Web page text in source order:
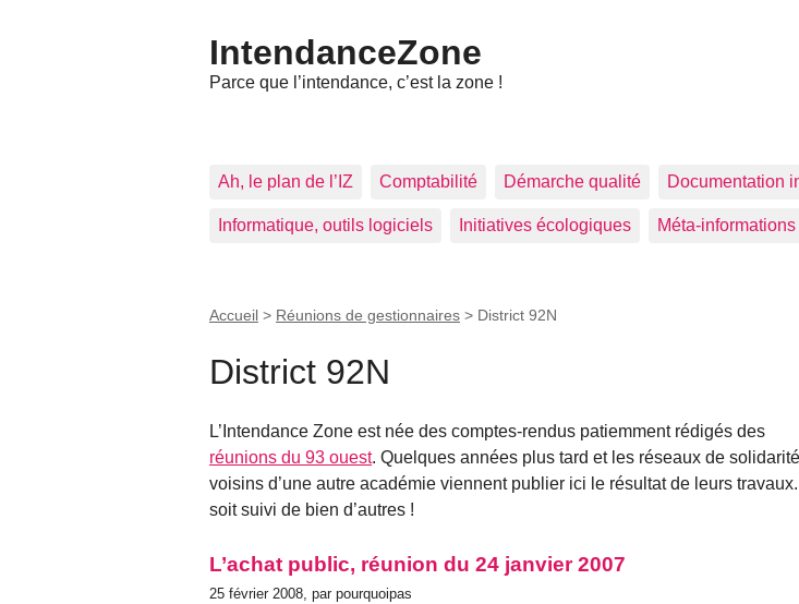
IntendanceZone
Parce que l’intendance, c’est la zone !
Ah, le plan de l’IZ Comptabilité Démarche qualité Documentation
Informatique, outils logiciels Initiatives écologiques Méta-informations
Accueil > Réunions de gestionnaires > District 92N
District 92N
L’Intendance Zone est née des comptes-rendus patiemment rédigés des
réunions du 93 ouest. Quelques années plus tard et les réseaux de
voisins d’une autre académie viennent publier ici le résultat de leurs
soit suivi de bien d’autres !
L’achat public, réunion du 24 janvier 2007
25 février 2008, par pourquoipas